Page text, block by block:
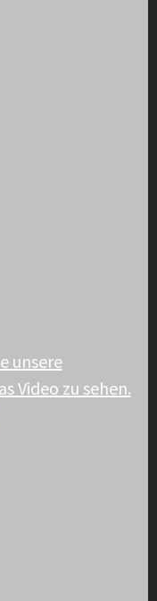
unsere
Video zu sehen.